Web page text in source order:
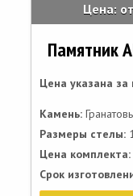
Цена: от
Памятник
Цена указана
Камень:
Размеры стелы:
Цена комплекта:
Срок